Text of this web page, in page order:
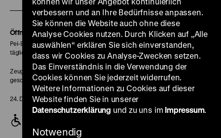
Seite
Seite Seite
Seite
unserer
Soundcloud
Seite
Öffnungszeiten
Pei-Bau:
täglich 10-18 Uhr
Zeughaus:
geschlossen
24. Dezember geschlossen
verbessern und an Ihre Bedürfnisse anpassen.
Sie können die Website auch ohne diese
Analyse Cookies nutzen. Durch Klicken auf „Alle
auswählen“ erklären Sie sich einverstanden,
dass wir Cookies zu Analyse-Zwecken setzen.
Das Einverständnis in die Verwendung der
Cookies können Sie jederzeit widerrufen.
Weitere Informationen zu Cookies auf dieser
Website finden Sie in unserer
Datenschutzerklärung und zu uns im Impressum.
Notwendig